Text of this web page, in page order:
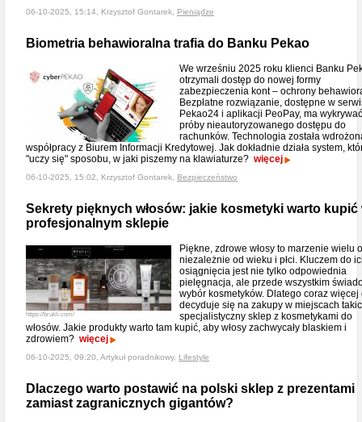
06-10-2025, 15:14, Krzysztof Gontarek, Pieniądze
Biometria behawioralna trafia do Banku Pekao
We wrześniu 2025 roku klienci Banku
otrzymali dostęp do nowej formy
zabezpieczenia kont – ochrony
Bezpłatne rozwiązanie, dostępne w
Pekao24 i aplikacji PeoPay, ma wykrywać
próby nieautoryzowanego dostępu do
rachunków. Technologia została
współpracy z Biurem Informacji Kredytowej. Jak dokładnie działa system,
"uczy się" sposobu, w jaki piszemy na klawiaturze? więcej
06-10-2025, 15:02, Krzysztof Gontarek, Bezpieczeństwo
Sekrety pięknych włosów: jakie kosmetyki warto kupić
profesjonalnym sklepie
https://brukli.com/
Piękne, zdrowe włosy to marzenie wielu
niezależnie od wieku i płci. Kluczem do
osiągnięcia jest nie tylko odpowiednia
pielęgnacja, ale przede wszystkim
wybór kosmetyków. Dlatego coraz więcej
decyduje się na zakupy w miejscach
specjalistyczny sklep z kosmetykami do
włosów. Jakie produkty warto tam kupić, aby włosy zachwycały blaskiem i
zdrowiem? więcej
06-10-2025, 09:20, Artykuł poradnikowy, Lifestyle
Dlaczego warto postawić na polski sklep z prezentami
zamiast zagranicznych gigantów?